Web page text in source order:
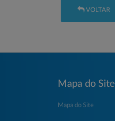
VOLTAR
Mapa do Site
Mapa do Site